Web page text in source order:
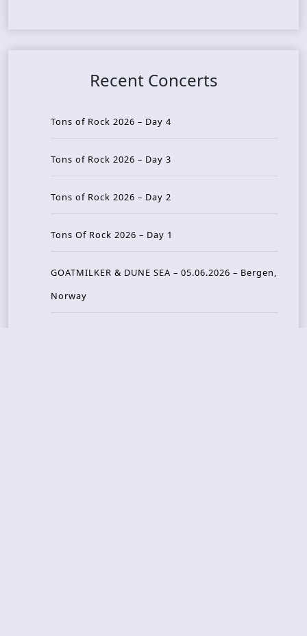
Recent Concerts
Tons of Rock 2026 – Day 4
Tons of Rock 2026 – Day 3
Tons of Rock 2026 – Day 2
Tons Of Rock 2026 – Day 1
GOATMILKER & DUNE SEA – 05.06.2026 – Bergen,
Norway